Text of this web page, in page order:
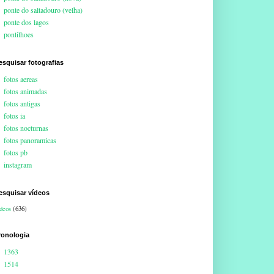
ponte do saltadouro (velha)
ponte dos lagos
pontilhoes
fotografias
fotos aereas
fotos animadas
fotos antigas
fotos ia
fotos nocturnas
fotos panoramicas
fotos pb
instagram
vídeos
(636)
1363
1514